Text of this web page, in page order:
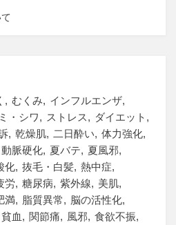
むくみ
インフルエンザ
・シワ ストレス
ダイエット
乾燥肌 二日酔い
体力強化
動脈硬化 夏バテ
夏風邪
化 抜毛・白髪 熱中症
労 糖尿病 紫外線
美肌
満 脂質異常
脳の活性化
貧血 関節痛 風邪 食欲不振